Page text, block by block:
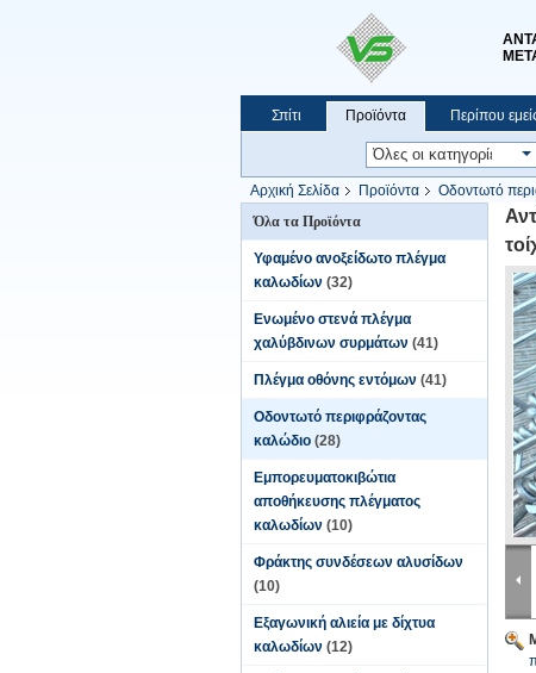
Σπίτι Προϊόντα Περίπου
Αρχική Σελίδα Προϊόντα Οδοντωτό
κατασκευής
Όλα τα Προϊόντα
Υφαμένο ανοξείδωτο πλέγμα
καλωδίων (32)
Ενωμένο στενά πλέγμα
χαλύβδινων συρμάτων (41)
Πλέγμα οθόνης εντόμων (41)
Οδοντωτό περιφράζοντας
καλώδιο (28)
Εμπορευματοκιβώτια
αποθήκευσης πλέγματος
καλωδίων (10)
Φράκτης συνδέσεων αλυσίδων
(10)
Εξαγωνική αλιεία με δίχτυα
καλωδίων (12)